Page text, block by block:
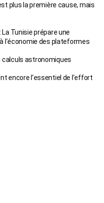
plus la première cause, mais
Tunisie prépare une
l’économie des plateformes
calculs astronomiques
encore l’essentiel de l’effort